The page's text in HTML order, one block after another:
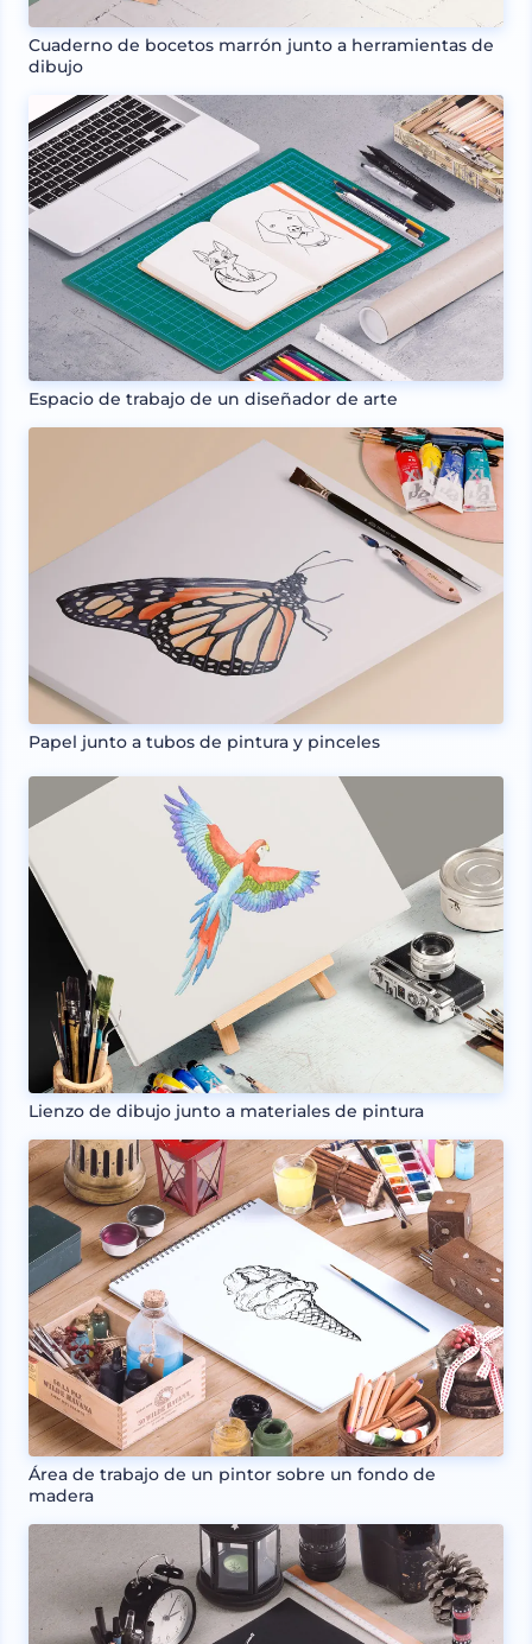
Cuaderno de bocetos marrón junto a herramientas de
dibujo
Espacio de trabajo de un diseñador de arte
Papel junto a tubos de pintura y pinceles
Lienzo de dibujo junto a materiales de pintura
Área de trabajo de un pintor sobre un fondo de
madera